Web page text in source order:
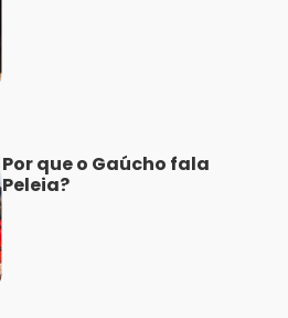
Por que o Gaúcho fala
Peleia?